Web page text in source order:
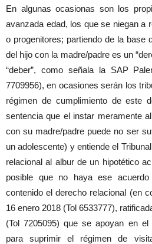
En algunas ocasionas son los
avanzada edad, los que se niegan a
o progenitores; partiendo de la base
del hijo con la madre/padre es un
“deber”, como señala la SAP
7709956), en ocasiones serán los
régimen de cumplimiento de este
sentencia que el instar meramente
con su madre/padre puede no ser
un adolescente) y entiende el
relacional al albur de un hipotético
posible que no haya ese
contenido el derecho relacional (en
16 enero 2018 (Tol 6533777),
(Tol 7205095) que se apoyan en
para suprimir el régimen de